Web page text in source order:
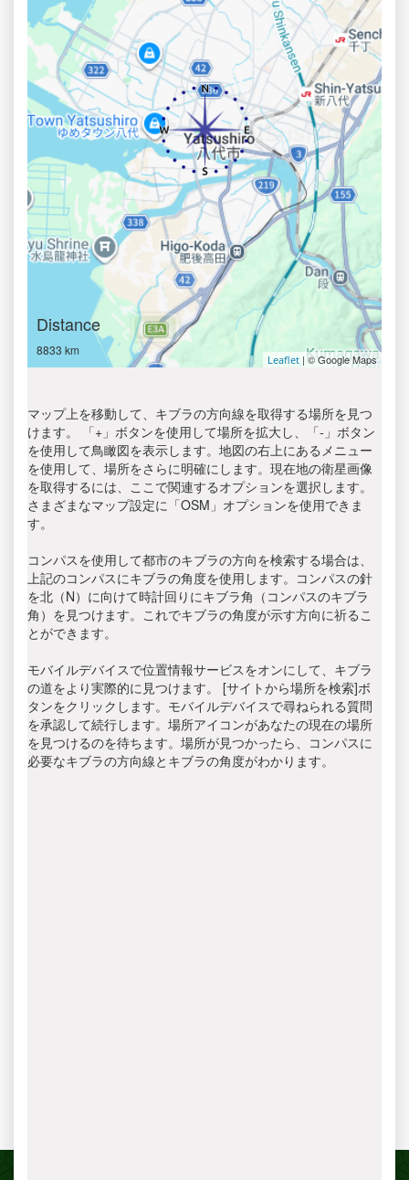
Distance
8833 km
Leaflet | © Google Maps
マップ上を移動して、キブラの方向線を取得する場所を見つ
けます。 「+」ボタンを使用して場所を拡大し、「-」ボタン
を使用して鳥瞰図を表示します。地図の右上にあるメニュー
を使用して、場所をさらに明確にします。現在地の衛星画像
を取得するには、ここで関連するオプションを選択します。
さまざまなマップ設定に「OSM」オプションを使用できま
す。
コンパスを使用して都市のキブラの方向を検索する場合は、
上記のコンパスにキブラの角度を使用します。コンパスの針
を北（N）に向けて時計回りにキブラ角（コンパスのキブラ
角）を見つけます。これでキブラの角度が示す方向に祈るこ
とができます。
モバイルデバイスで位置情報サービスをオンにして、キブラ
の道をより実際的に見つけます。 [サイトから場所を検索]ボ
タンをクリックします。モバイルデバイスで尋ねられる質問
を承認して続行します。場所アイコンがあなたの現在の場所
を見つけるのを待ちます。場所が見つかったら、コンパスに
必要なキブラの方向線とキブラの角度がわかります。